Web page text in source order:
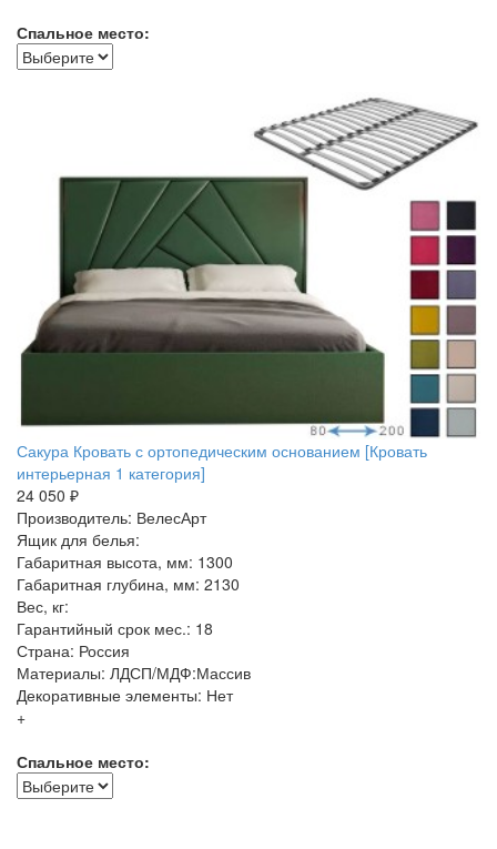
Спальное место:
Сакура Кровать с ортопедическим основанием [Кровать
интерьерная 1 категория]
24 050 ₽
Производитель: ВелесАрт
Ящик для белья:
Габаритная высота, мм: 1300
Габаритная глубина, мм: 2130
Вес, кг:
Гарантийный срок мес.: 18
Страна: Россия
Материалы: ЛДСП/МДФ:Массив
Декоративные элементы: Нет
+
Спальное место: